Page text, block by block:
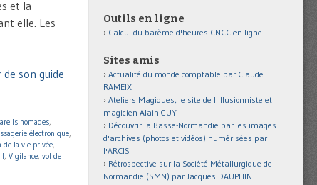
et la
elle. Les
son guide
nomades,
électronique,
de la vie privée,
, Vigilance, vol de
Outils en ligne
Calcul du barème d'heures CNCC en ligne
Sites amis
Actualité du monde comptable par Claude
RAMEIX
Ateliers Magiques, le site de l'illusionniste et
magicien Alain GUY
Découvrir la Basse-Normandie par les images
d'archives (photos et vidéos) numérisées par
l'ARCIS
Rétrospective sur la Société Métallurgique de
Normandie (SMN) par Jacques DAUPHIN